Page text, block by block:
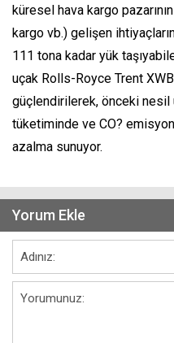
küresel hava kargo
kargo vb.) gelişen
111 tona kadar yük
uçak Rolls-Royce Trent
güçlendirilerek, önceki nesil
tüketiminde ve CO?
azalma sunuyor.
Yorum Ekle